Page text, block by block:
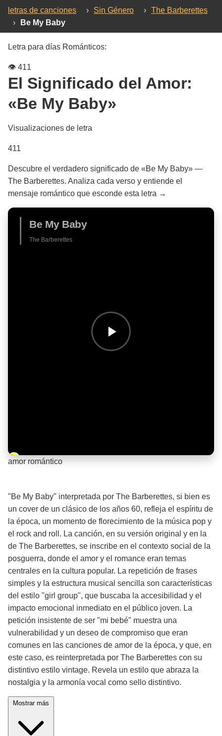
letras de canciones › Sin Género › The Barberettes
›
Be My Baby
Letra para días Románticos:
👁️ 411
El Significado del Amor:
«Be My Baby»
Visualizaciones de letra
411
Descubre el verdadero significado de «Be My Baby» —
The Barberettes. Analiza cada verso y entiende el
mensaje romántico que esconde esta letra →
Be My Baby
The Barberettes
Barra de progreso de la reproducción
amor romántico
"Be My Baby" interpretada por The Barberettes, si bien es
un cover de un clásico de los años 60, refleja el espíritu de
la época, un momento de florecimiento de la música pop y
el rock and roll. La canción, en su versión original y en la
de The Barberettes, se inscribe en el contexto social de la
posguerra, donde el amor y el romance eran temas
centrales en la cultura popular. La repetición de frases
simples y la estructura musical sencilla son características
del estilo "girl group", que buscaba la accesibilidad y el
impacto emocional inmediato en el público joven. La
petición insistente de ser "mi bebé" muestra una
vulnerabilidad y un deseo de compromiso que eran
comunes en las canciones de amor de la época, y que, en
este caso, es reinterpretada por The Barberettes con su
distintivo estilo vintage. Revela un estilo que abraza la
nostalgia y la armonía vocal como sello distintivo.